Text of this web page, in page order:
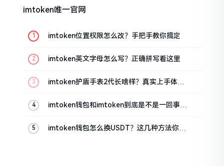
imtoken唯一官网
imtoken位置权限怎么改？手把手教你搞定
imtoken英文字母怎么写？正确拼写看这里
imtoken护盾手表2代长啥样？真实上手体验
imtoken钱包和imtoken到底是不是一回事？
imtoken钱包怎么换USDT？这几种方法你得